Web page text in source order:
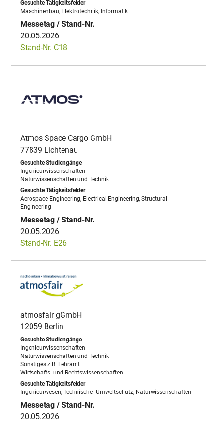
Maschinenbau, Elektrotechnik, Informatik
20.05.2026
Stand-Nr. C18
Atmos Space Cargo GmbH
77839 Lichtenau
Ingenieurwissenschaften
Naturwissenschaften und Technik
Aerospace Engineering, Electrical Engineering, Structural
Engineering
20.05.2026
Stand-Nr. E26
atmosfair gGmbH
12059 Berlin
Ingenieurwissenschaften
Naturwissenschaften und Technik
Sonstiges z.B. Lehramt
Wirtschafts- und Rechtswissenschaften
Ingenieurwesen, Technischer Umweltschutz, Naturwissenschaften
20.05.2026